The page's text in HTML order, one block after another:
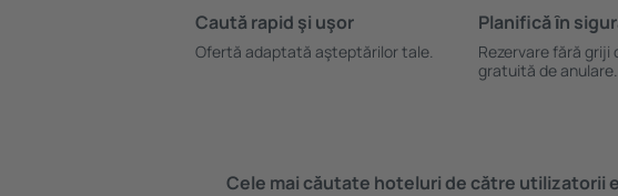
Caută rapid şi uşor
Ofertă adaptată aşteptărilor tale.
Planifică ȋn
Rezervare fără griji
gratuită de anulare.
Cele mai căutate hoteluri de către utilizatorii